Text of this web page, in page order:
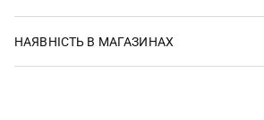
НАЯВНІСТЬ В МАГАЗИНАХ